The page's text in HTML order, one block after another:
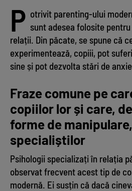
P otrivit parenting-ului
sunt adesea folosite
relații. Din păcate, se spune că
experimentează, copiii, pot
sine și pot dezvolta stări de
Fraze comune pe
copiilor lor și care,
forme de
specialiștilor
Psihologii specializați în relația
observat frecvent acest tip de
modernă. Ei susțin că dacă